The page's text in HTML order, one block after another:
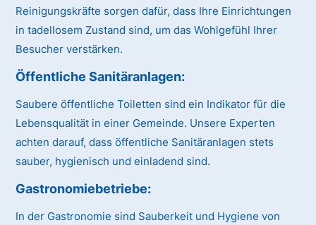
Reinigungskräfte sorgen dafür, dass Ihre Einrichtungen
in tadellosem Zustand sind, um das Wohlgefühl Ihrer
Besucher verstärken.
Öffentliche Sanitäranlagen:
Saubere öffentliche Toiletten sind ein Indikator für die
Lebensqualität in einer Gemeinde. Unsere Experten
achten darauf, dass öffentliche Sanitäranlagen stets
sauber, hygienisch und einladend sind.
Gastronomiebetriebe:
In der Gastronomie sind Sauberkeit und Hygiene von